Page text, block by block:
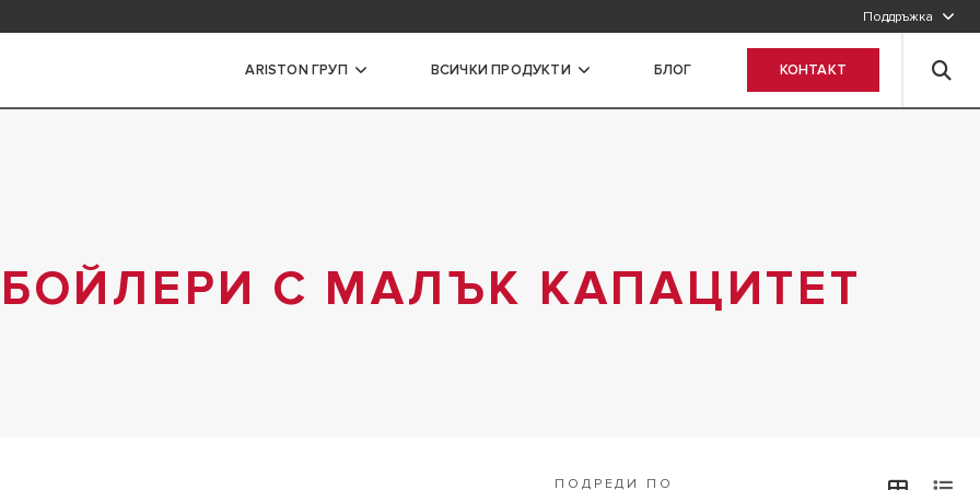
Поддръжка
ARISTON ГРУП ВСИЧКИ ПРОДУКТИ
БОЙЛЕРИ СЪС СРЕДЕН
БЛОГ КОНТАКТ
С МАЛЪК КАПАЦИТЕТ
ПОДРЕДИ ПО